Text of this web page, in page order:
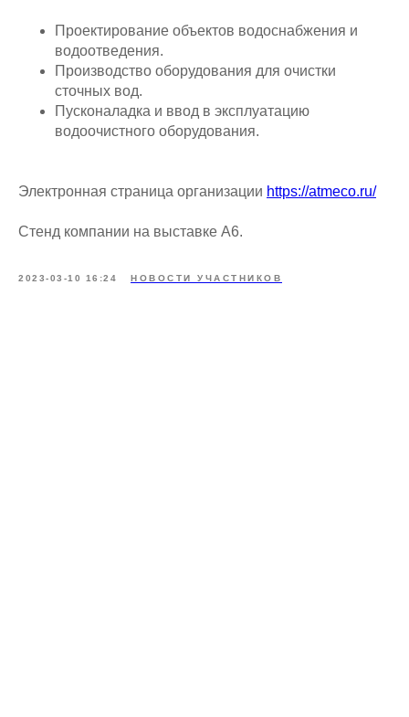
Проектирование объектов водоснабжения и
водоотведения.
Производство оборудования для очистки
сточных вод.
Пусконаладка и ввод в эксплуатацию
водоочистного оборудования.
Электронная страница организации https://atmeco.ru/
Стенд компании на выставке А6.
2023-03-10 16:24 НОВОСТИ УЧАСТНИКОВ